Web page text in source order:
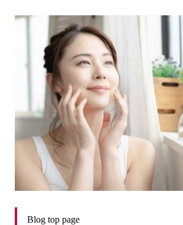
Blog top page